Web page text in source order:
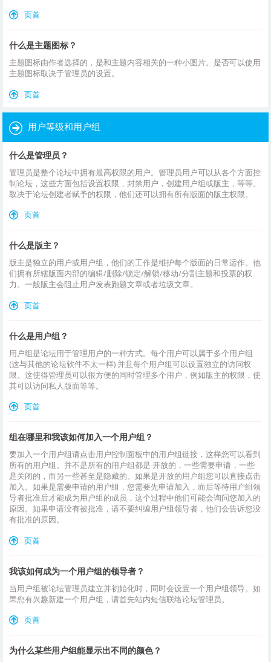
页首
什么是主题图标？
主题图标由作者选择的，是和主题内容相关的一种小图片。是否可以使用
主题图标取决于管理员的设置。
页首
用户等级和用户组
什么是管理员？
管理员是整个论坛中拥有最高权限的用户。管理员用户可以从各个方面控
制论坛，这些方面包括设置权限，封禁用户，创建用户组或版主，等等。
取决于论坛创建者赋予的权限，他们还可以拥有所有版面的版主权限。
页首
什么是版主？
版主是独立的用户或用户组，他们的工作是维护每个版面的日常运作。他
们拥有所辖版面内部的编辑/删除/锁定/解锁/移动/分割主题和投票的权
力。一般版主会阻止用户发表跑题文章或者垃圾文章。
页首
什么是用户组？
用户组是论坛用于管理用户的一种方式。每个用户可以属于多个用户组
(这与其他的论坛软件不太一样) 并且每个用户组可以设置独立的访问权
限。这使得管理员可以很方便的同时管理多个用户，例如版主的权限，使
其可以访问私人版面等等。
页首
组在哪里和我该如何加入一个用户组？
要加入一个用户组请点击用户控制面板中的用户组链接，这样您可以看到
所有的用户组。并不是所有的用户组都是 开放的，一些需要申请，一些
是关闭的，而另一些甚至是隐藏的。如果是开放的用户组您可以直接点击
加入。如果是需要申请的用户组，您需要先申请加入，而后等待用户组领
导者批准后才能成为用户组的成员，这个过程中他们可能会询问您加入的
原因。如果申请没有被批准，请不要纠缠用户组领导者，他们会告诉您没
有批准的原因。
页首
我该如何成为一个用户组的领导者？
当用户组被论坛管理员建立并初始化时，同时会设置一个用户组领导。如
果您有兴趣新建一个用户组，请首先站内短信联络论坛管理员。
页首
为什么某些用户组能显示出不同的颜色？